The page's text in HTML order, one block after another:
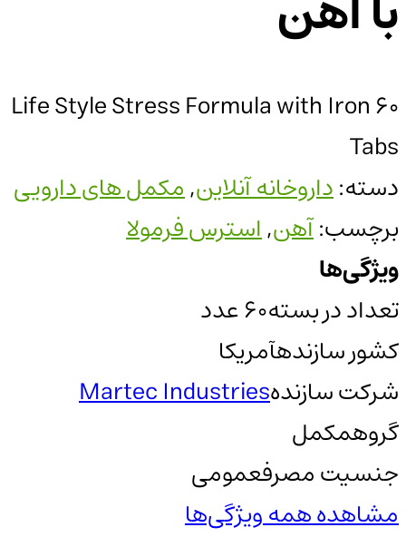
Life Style Stress Formula with Iron 60
Tabs
دسته:داروخانه آنلاین,مکمل های دارویی
برچسب:آهن,استرس فرمولا
ویژگی‌ها
تعداد در بسته60 عدد
کشور سازندهآمریکا
شرکت سازندهMartec Industries
گروهمکمل
جنسیت مصرفعمومی
مشاهده همه ویژگی‌ها